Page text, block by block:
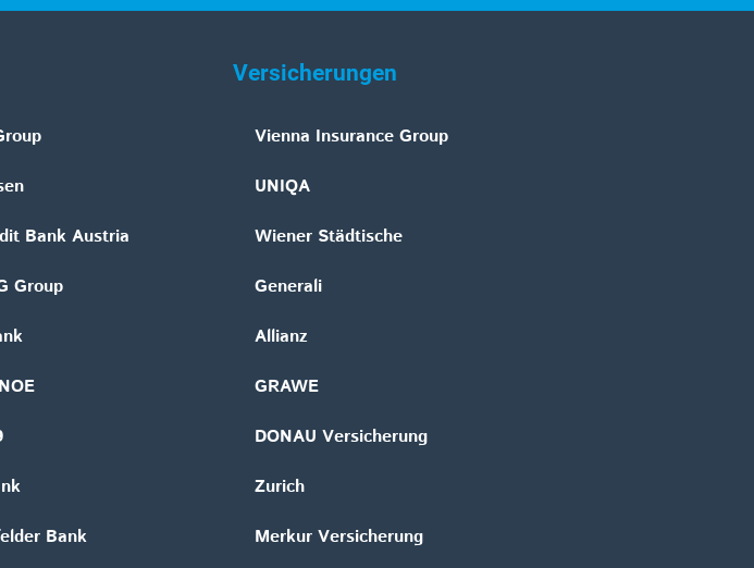
Bank Austria
Group
Bank
Versicherungen
Vienna Insurance Group
UNIQA
Wiener Städtische
Generali
Allianz
GRAWE
DONAU Versicherung
Zurich
Merkur Versicherung